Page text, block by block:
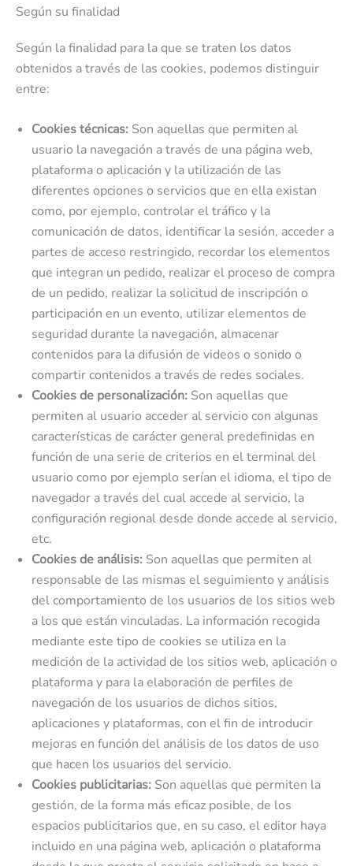
Según su finalidad
Según la finalidad para la que se traten los datos
obtenidos a través de las cookies, podemos distinguir
entre:
Cookies técnicas: Son aquellas que permiten al
usuario la navegación a través de una página web,
plataforma o aplicación y la utilización de las
diferentes opciones o servicios que en ella existan
como, por ejemplo, controlar el tráfico y la
comunicación de datos, identificar la sesión, acceder a
partes de acceso restringido, recordar los elementos
que integran un pedido, realizar el proceso de compra
de un pedido, realizar la solicitud de inscripción o
participación en un evento, utilizar elementos de
seguridad durante la navegación, almacenar
contenidos para la difusión de videos o sonido o
compartir contenidos a través de redes sociales.
Cookies de personalización: Son aquellas que
permiten al usuario acceder al servicio con algunas
características de carácter general predefinidas en
función de una serie de criterios en el terminal del
usuario como por ejemplo serían el idioma, el tipo de
navegador a través del cual accede al servicio, la
configuración regional desde donde accede al servicio,
etc.
Cookies de análisis: Son aquellas que permiten al
responsable de las mismas el seguimiento y análisis
del comportamiento de los usuarios de los sitios web
a los que están vinculadas. La información recogida
mediante este tipo de cookies se utiliza en la
medición de la actividad de los sitios web, aplicación o
plataforma y para la elaboración de perfiles de
navegación de los usuarios de dichos sitios,
aplicaciones y plataformas, con el fin de introducir
mejoras en función del análisis de los datos de uso
que hacen los usuarios del servicio.
Cookies publicitarias: Son aquellas que permiten la
gestión, de la forma más eficaz posible, de los
espacios publicitarios que, en su caso, el editor haya
incluido en una página web, aplicación o plataforma